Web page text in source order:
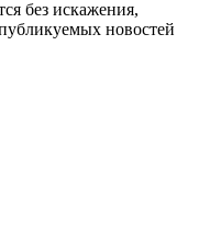
без искажения,
публикуемых новостей